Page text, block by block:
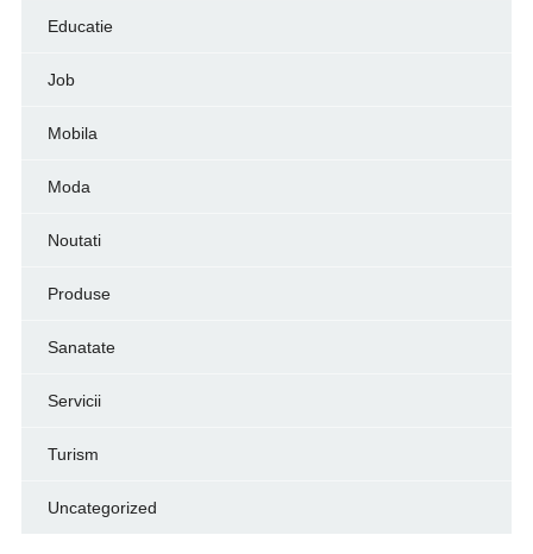
Educatie
Job
Mobila
Moda
Noutati
Produse
Sanatate
Servicii
Turism
Uncategorized